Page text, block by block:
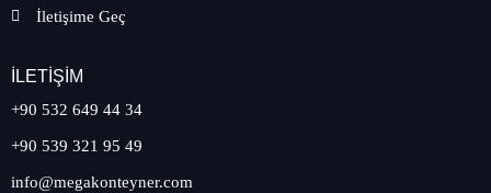
İletişime Geç
İLETIŞIM
+90 532 649 44 34
+90 539 321 95 49
info@megakonteyner.com